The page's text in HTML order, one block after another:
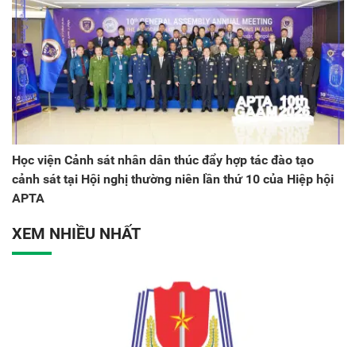
Học viện Cảnh sát nhân dân thúc đẩy hợp tác đào tạo
cảnh sát tại Hội nghị thường niên lần thứ 10 của Hiệp hội
APTA
XEM NHIỀU NHẤT